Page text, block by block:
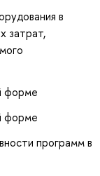
в
затрат,
форме
форме
программ в